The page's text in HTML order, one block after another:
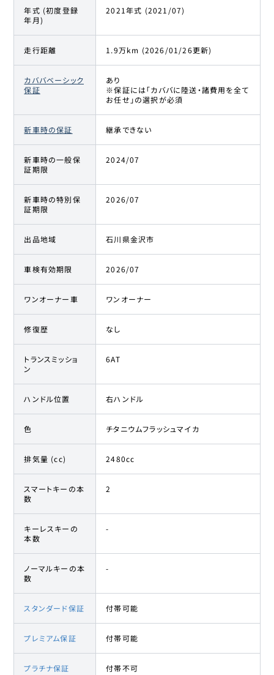
年式 (初度登録
年月)
2021年式 (2021/07)
走行距離 1.9万km (2026/01/26更新)
カババベーシック
保証
あり
※保証には「カババに陸送・諸費用を全て
お任せ」の選択が必須
新車時の保証 継承できない
新車時の一般保
証期限
2024/07
新車時の特別保
証期限
2026/07
出品地域 石川県金沢市
車検有効期限 2026/07
ワンオーナー車 ワンオーナー
修復歴 なし
トランスミッショ
ン
6AT
ハンドル位置 右ハンドル
色 チタニウムフラッシュマイカ
排気量 (cc) 2480cc
スマートキーの本
数
2
キーレスキーの
本数
-
ノーマルキーの本
数
-
スタンダード保証 付帯可能
プレミアム保証 付帯可能
プラチナ保証 付帯不可